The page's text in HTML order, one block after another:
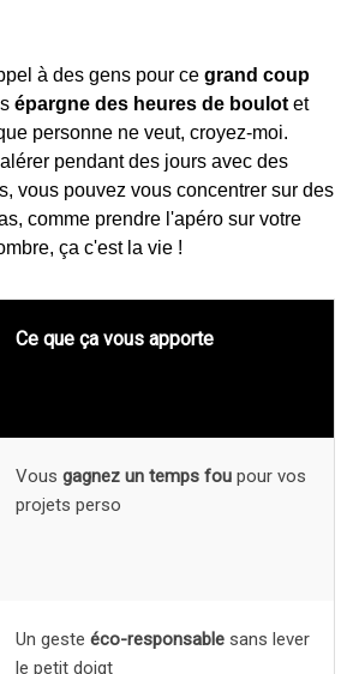
à des gens pour ce grand coup
épargne des heures de boulot et
personne ne veut, croyez-moi.
pendant des jours avec des
vous pouvez vous concentrer sur des
comme prendre l'apéro sur votre
ça c'est la vie !
Ce que ça vous apporte
Vous gagnez un temps fou pour vos
projets perso
Un geste éco-responsable sans lever
le petit doigt